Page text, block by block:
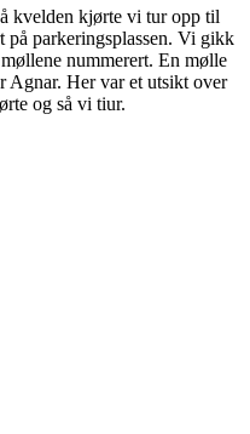
kvelden kjørte vi tur opp til
parkeringsplassen. Vi gikk
nummerert. En mølle
Agnar. Her var et utsikt over
og så vi tiur.